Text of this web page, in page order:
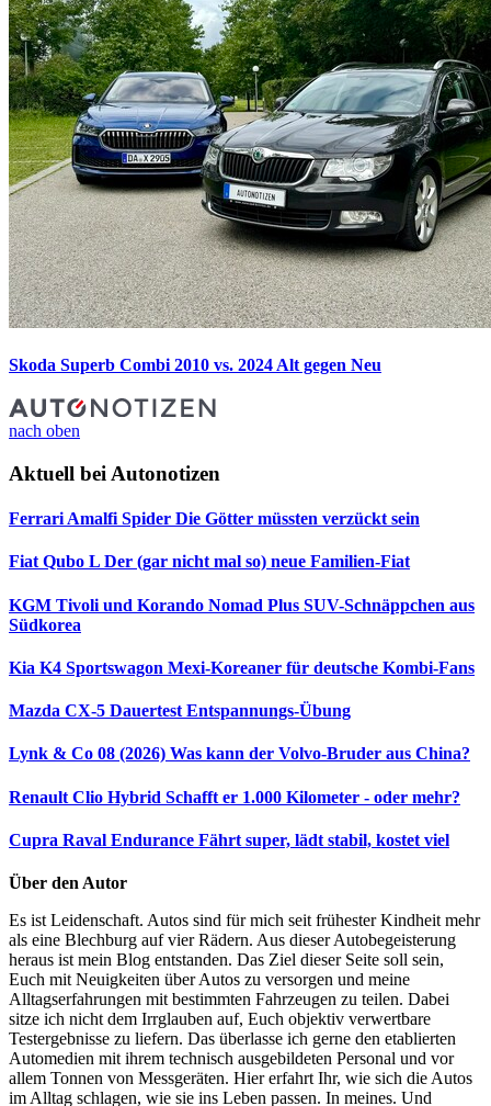
Skoda Superb Combi 2010 vs. 2024 Alt gegen Neu
nach oben
Aktuell bei Autonotizen
Ferrari Amalfi Spider Die Götter müssten verzückt sein
Fiat Qubo L Der (gar nicht mal so) neue Familien-Fiat
KGM Tivoli und Korando Nomad Plus SUV-Schnäppchen aus
Südkorea
Kia K4 Sportswagon Mexi-Koreaner für deutsche Kombi-Fans
Mazda CX-5 Dauertest Entspannungs-Übung
Lynk & Co 08 (2026) Was kann der Volvo-Bruder aus China?
Renault Clio Hybrid Schafft er 1.000 Kilometer - oder mehr?
Cupra Raval Endurance Fährt super, lädt stabil, kostet viel
Über den Autor
Es ist Leidenschaft. Autos sind für mich seit frühester Kindheit mehr
als eine Blechburg auf vier Rädern. Aus dieser Autobegeisterung
heraus ist mein Blog entstanden. Das Ziel dieser Seite soll sein,
Euch mit Neuigkeiten über Autos zu versorgen und meine
Alltagserfahrungen mit bestimmten Fahrzeugen zu teilen. Dabei
sitze ich nicht dem Irrglauben auf, Euch objektiv verwertbare
Testergebnisse zu liefern. Das überlasse ich gerne den etablierten
Automedien mit ihrem technisch ausgebildeten Personal und vor
allem Tonnen von Messgeräten. Hier erfahrt Ihr, wie sich die Autos
im Alltag schlagen, wie sie ins Leben passen. In meines. Und